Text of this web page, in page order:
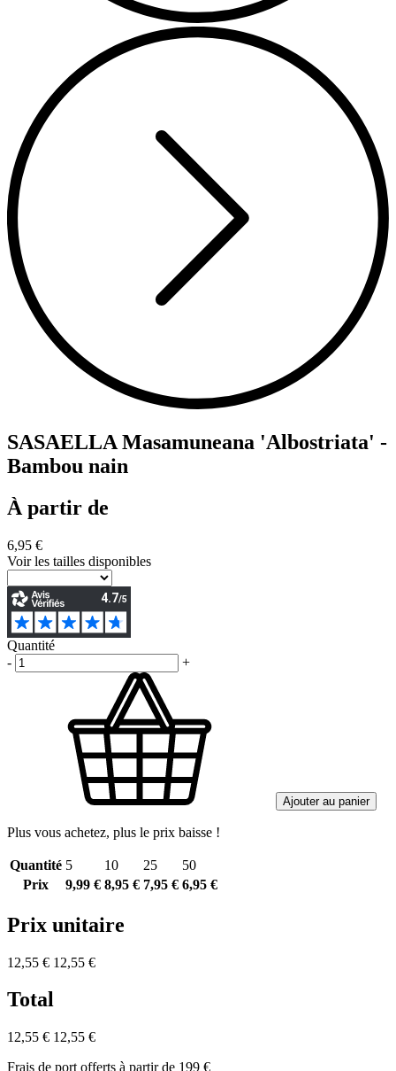
SASAELLA Masamuneana 'Albostriata' -
Bambou nain
À partir de
6,95 €
Voir les tailles disponibles
Quantité
-
+
Ajouter au panier
Plus vous achetez, plus le prix baisse !
Quantité 5 10 25
50
Prix
9,99 € 8,95 € 7,95 € 6,95 €
Prix unitaire
12,55 € 12,55 €
Total
12,55 € 12,55 €
Frais de port offerts à partir de 199 €